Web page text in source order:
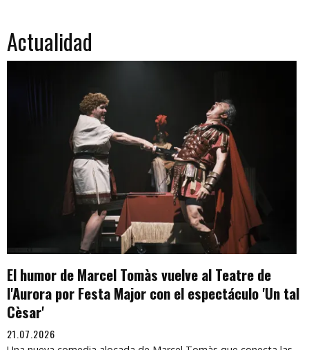
Actualidad
El humor de Marcel Tomàs vuelve al Teatre de
l'Aurora por Festa Major con el espectáculo 'Un tal
Cèsar'
21.07.2026